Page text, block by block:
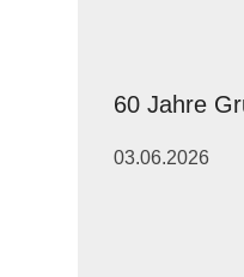
60 Jahre
03.06.2026